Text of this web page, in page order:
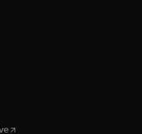
onglet
nouvel onglet
dans un nouvel onglet
dans un nouvel onglet
s’ouvre dans un nouvel